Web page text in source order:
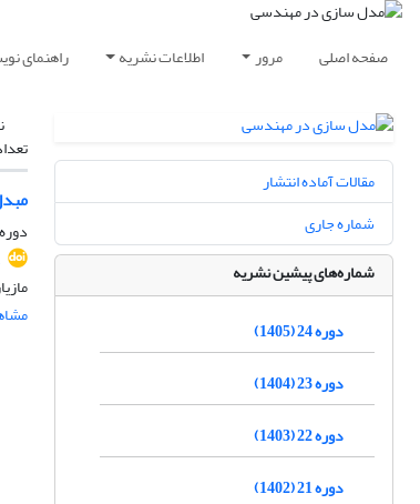
صفحه اصلی مرور اطلاعات نشریه راهنمای
دوره 16، شماره 52، بهار 1397، صفحه
مقالات آماده انتشار
شماره جاری
شماره‌های پیشین نشریه
دوره 24 (1405)
دوره 23 (1404)
دوره 22 (1403)
دوره 21 (1402)